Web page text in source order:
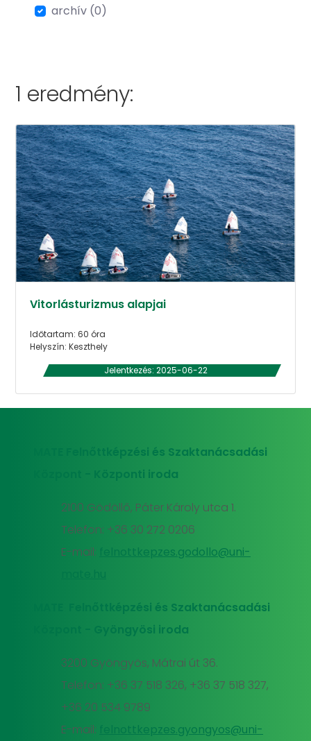
archív (0)
1 eredmény:
Vitorlásturizmus alapjai
Időtartam: 60 óra
Helyszín: Keszthely
Jelentkezés: 2025-06-22
MATE Felnőttképzési és Szaktanácsadási
Központ - Központi iroda
2100 Gödöllő, Páter Károly utca 1.
Telefon: +36 30 272 0206
E-mail:
felnottkepzes.godollo@uni-
MATE Felnőttképzési és Szaktanácsadási
Központ - Gyöngyösi iroda
3200 Gyöngyös, Mátrai út 36.
Telefon: +36 37 518 326, +36 37 518 327,
+36 20 534 9789
E-mail:
felnottkepzes.gyongyos@uni-